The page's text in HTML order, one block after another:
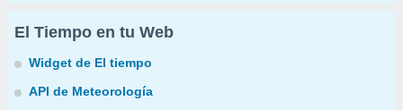
El Tiempo en tu Web
Widget de El tiempo
API de Meteorología